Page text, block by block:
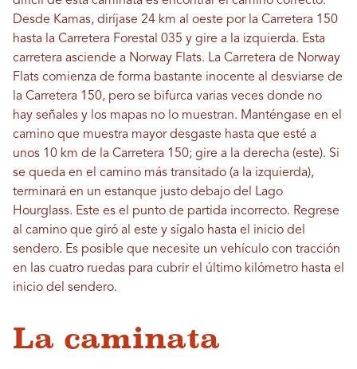
Desde Kamas, diríjase 24 km al oeste por la Carretera 150
hasta la Carretera Forestal 035 y gire a la izquierda. Esta
carretera asciende a Norway Flats. La Carretera de Norway
Flats comienza de forma bastante inocente al desviarse de
la Carretera 150, pero se bifurca varias veces donde no
hay señales y los mapas no lo muestran. Manténgase en el
camino que muestra mayor desgaste hasta que esté a
unos 10 km de la Carretera 150; gire a la derecha (este). Si
se queda en el camino más transitado (a la izquierda),
terminará en un estanque justo debajo del Lago
Hourglass. Este es el punto de partida incorrecto. Regrese
al camino que giró al este y sígalo hasta el inicio del
sendero. Es posible que necesite un vehículo con tracción
en las cuatro ruedas para cubrir el último kilómetro hasta el
inicio del sendero.
La caminata